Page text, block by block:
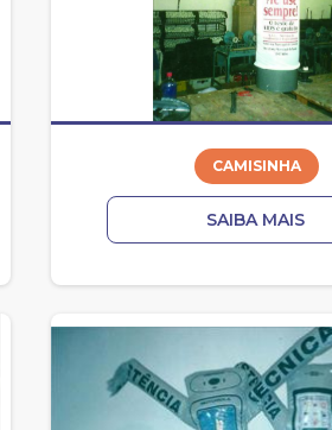
CAMISINHA
SAIBA MAIS